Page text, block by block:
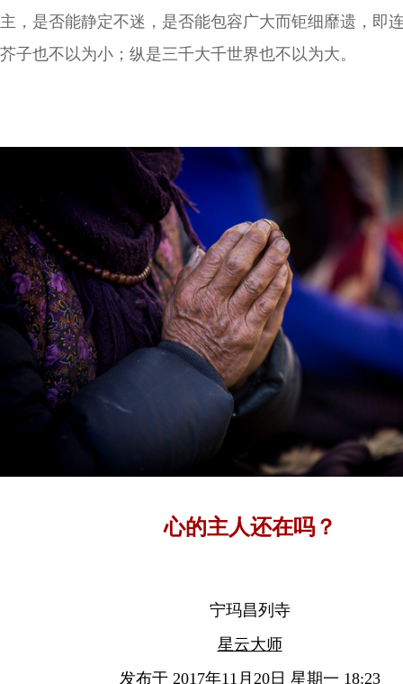
主，是否能静定不迷，是否能包容广大而钜细靡遗，即
芥子也不以为小；纵是三千大千世界也不以为大。
心的主人还在吗？
宁玛昌列寺
星云大师
发布于 2017年11月20日 星期一 18:23